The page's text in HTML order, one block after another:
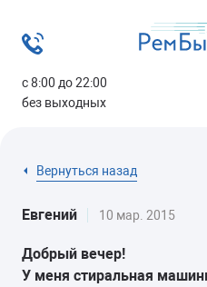
с 8:00 до 22:00
без выходных
Вернуться назад
Евгений 10 мар. 2015
Добрый вечер!
У меня стиральная